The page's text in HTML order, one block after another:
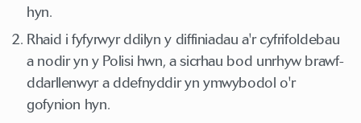
hyn.
Rhaid i fyfyrwyr ddilyn y diffiniadau a'r cyfrifoldebau
a nodir yn y Polisi hwn, a sicrhau bod unrhyw brawf-
ddarllenwyr a ddefnyddir yn ymwybodol o'r
gofynion hyn.